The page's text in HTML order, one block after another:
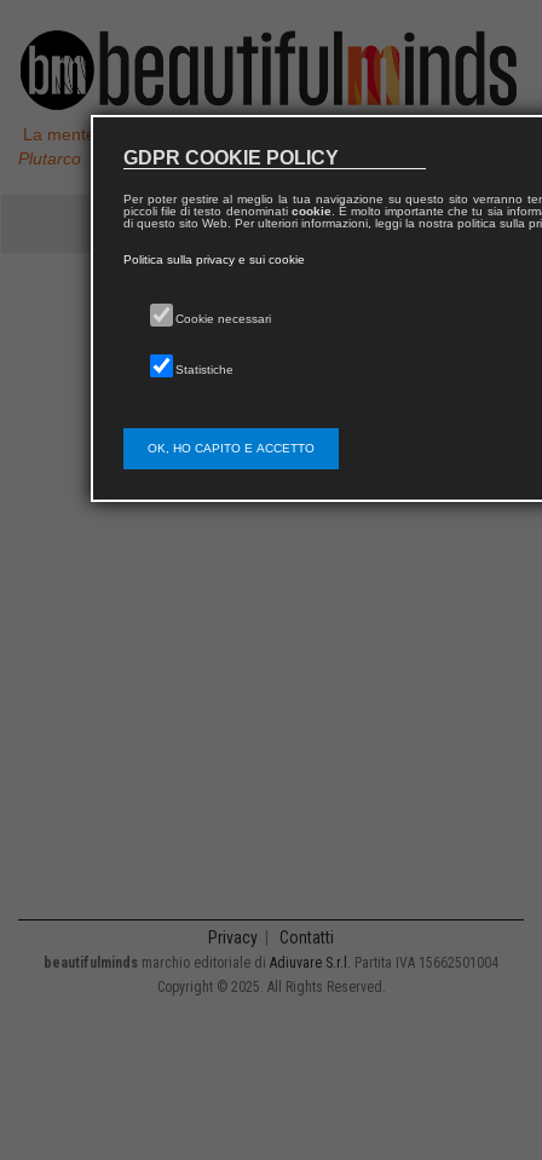
La mente non è un vaso da riempire, ma un fuoco da accendere,
Plutarco
Privacy Contatti
beautifulminds marchio editoriale di Adiuvare S.r.l. Partita IVA 15662501004
Copyright © 2025. All Rights Reserved.
GDPR COOKIE POLICY
Per poter gestire al meglio la tua navigazione su questo sito verranno
piccoli file di testo denominati cookie. È molto importante che tu sia
di questo sito Web. Per ulteriori informazioni, leggi la nostra politica sulla
Politica sulla privacy e sui cookie
Cookie necessari
Statistiche
OK, HO CAPITO E ACCETTO